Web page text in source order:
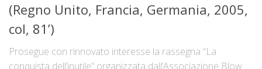
(Regno Unito, Francia, Germania, 2005,
col, 81’)
Prosegue con rinnovato interesse la rassegna “La
conquista dell’inutile” organizzata dall’Associazione Blow